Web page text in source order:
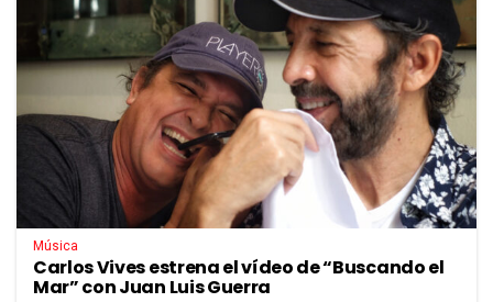
Música
Carlos Vives estrena el vídeo de “Buscando el
Mar” con Juan Luis Guerra